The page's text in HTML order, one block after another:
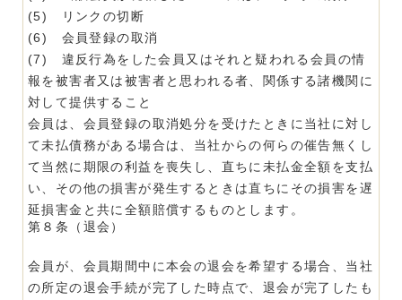
(5) リンクの切断
(6) 会員登録の取消
(7) 違反行為をした会員又はそれと疑われる会員の情
報を被害者又は被害者と思われる者、関係する諸機関に
対して提供すること
会員は、会員登録の取消処分を受けたときに当社に対し
て未払債務がある場合は、当社からの何らの催告無くし
て当然に期限の利益を喪失し、直ちに未払金全額を支払
い、その他の損害が発生するときは直ちにその損害を遅
延損害金と共に全額賠償するものとします。
第８条（退会）
会員が、会員期間中に本会の退会を希望する場合、当社
の所定の退会手続が完了した時点で、退会が完了したも